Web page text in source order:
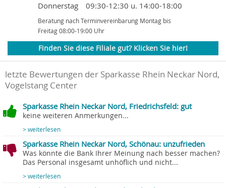
Donnerstag
09:30-12:30 u. 14:00-18:00
Beratung nach Terminvereinbarung Montag bis
Freitag 08:00-19:00 Uhr
Finden Sie diese Filiale gut? Klicken Sie hier!
letzte Bewertungen der Sparkasse Rhein Neckar Nord,
Vogelstang Center
Sparkasse Rhein Neckar Nord, Friedrichsfeld: gut
keine weiteren Anmerkungen...
> weiterlesen
Sparkasse Rhein Neckar Nord, Schönau: unzufrieden
Was könnte die Bank Ihrer Meinung nach besser machen?
Das Personal insgesamt unhöflich und nicht...
> weiterlesen